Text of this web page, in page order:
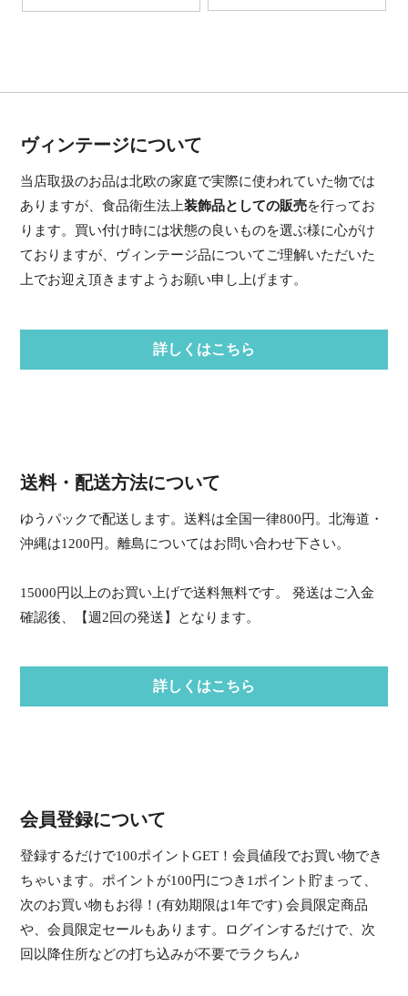
ヴィンテージについて
当店取扱のお品は北欧の家庭で実際に使われていた物では
ありますが、食品衛生法上装飾品としての販売を行ってお
ります。買い付け時には状態の良いものを選ぶ様に心がけ
ておりますが、ヴィンテージ品についてご理解いただいた
上でお迎え頂きますようお願い申し上げます。
詳しくはこちら
送料・配送方法について
ゆうパックで配送します。送料は全国一律800円。北海道・
沖縄は1200円。離島についてはお問い合わせ下さい。
15000円以上のお買い上げで送料無料です。 発送はご入金
確認後、【週2回の発送】となります。
詳しくはこちら
会員登録について
登録するだけで100ポイントGET！会員値段でお買い物でき
ちゃいます。ポイントが100円につき1ポイント貯まって、
次のお買い物もお得！(有効期限は1年です) 会員限定商品
や、会員限定セールもあります。ログインするだけで、次
回以降住所などの打ち込みが不要でラクちん♪